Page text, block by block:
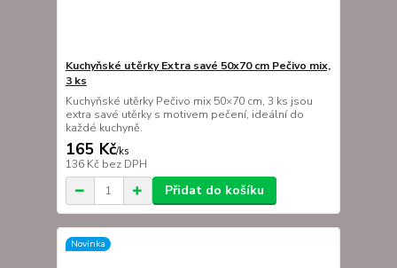
Kuchyňské utěrky Extra savé 50x70 cm Pečivo mix,
3 ks
Kuchyňské utěrky Pečivo mix 50×70 cm, 3 ks jsou
extra savé utěrky s motivem pečení, ideální do
každé kuchyně.
165 Kč/ks
136 Kč bez DPH
Přidat do košíku
Novinka